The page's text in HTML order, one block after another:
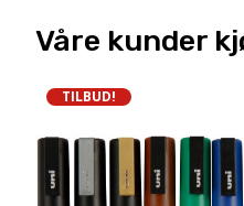
Våre kunder
TILBUD!